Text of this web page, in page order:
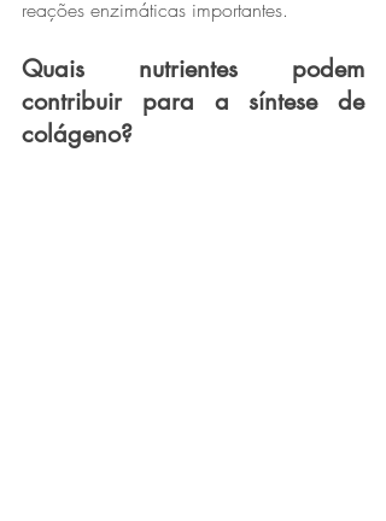
reações enzimáticas importantes.
Quais nutrientes podem
contribuir para a síntese de
colágeno?